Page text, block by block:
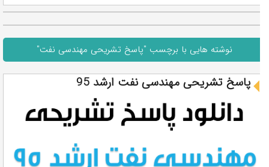
نوشته هایی با برچسب "پاسخ تشریحی مهندسی نفت"
پاسخ تشریحی مهندسی نفت ارشد 95